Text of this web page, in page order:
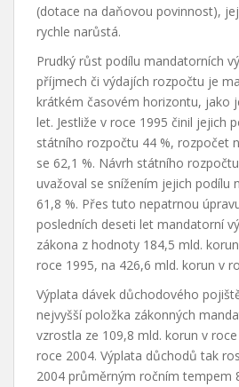
(dotace na daňovou povinnost),
rychle narůstá.
Prudký růst podílu mandatorních
příjmech či výdajích rozpočtu je
krátkém časovém horizontu, jako
let. Jestliže v roce 1995 činil jejich
státního rozpočtu 44 %, rozpočet
se 62,1 %. Návrh státního
uvažoval se snížením jejich podílu
61,8 %. Přes tuto nepatrnou
posledních deseti let mandatorní
zákona z hodnoty 184,5 mld.
roce 1995, na 426,6 mld. korun v
Výplata dávek důchodového
nejvyšší položka zákonných
vzrostla ze 109,8 mld. korun v
roce 2004. Výplata důchodů tak
2004 průměrným ročním tempem